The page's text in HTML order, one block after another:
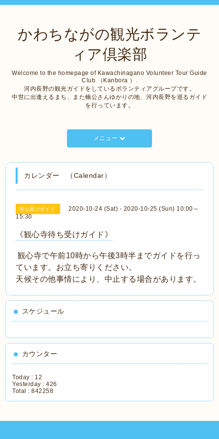
かわちながの観光ボランテ
ィア倶楽部
Welcome to the homepage of Kawachinagano Volunteer Tour Guide
Club （Kanbora ）.
河内長野の観光ガイドをしているボランティアグループです。
中世に出逢えるまち、また楠公さんゆかりの地、河内長野を巡るガイド
を行っています。
メニュー
カレンダー （Calendar）
待ち受けガイド
2020-10-24 (Sat) - 2020-10-25 (Sun) 10:00～
15:30
《観心寺待ち受けガイド》
観心寺で午前10時から午後3時半までガイドを行っ
ています。お立ち寄りください。
天候その他事情により、中止する場合があります。
スケジュール
カウンター
Today : 12
Yesterday :426
Total :842258